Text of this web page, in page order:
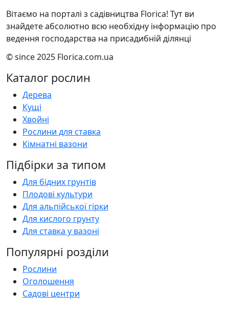
Вітаємо на порталі з садівництва Florica! Тут ви
знайдете абсолютно всю необхідну інформацію про
ведення господарства на присадибній ділянці
© since 2025 Florica.com.ua
Каталог рослин
Дерева
Кущі
Хвойні
Рослини для ставка
Кімнатні вазони
Підбірки за типом
Для бідних грунтів
Плодові культури
Для альпійської гірки
Для кислого грунту
Для ставка у вазоні
Популярні розділи
Рослини
Оголошення
Садові центри